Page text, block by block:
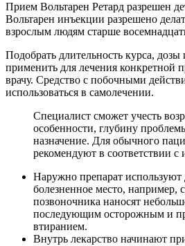
Прием Вольтарен Ретард разрешен
Вольтарен инъекции разрешено
взрослым людям старше
Подобрать длительность курса,
применить для лечения конкретной
врачу. Средство с побочными
использоваться в самолечении.
Специалист сможет учесть
особенности, глубину
назначение. Для обычного
рекомендуют в соответствии с
Наружно препарат
болезненное место, например,
позвоночника наносят
последующим осторожным и
втиранием.
Внутрь лекарство начинают